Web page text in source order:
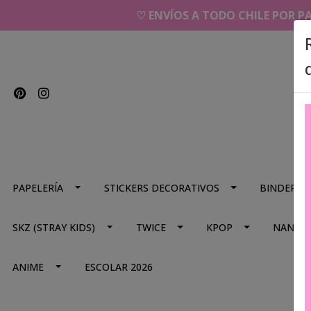
♡ ENVÍOS A TODO CHILE POR
PAPELERÍA STICKERS DECORATIVOS BINDERS
SKZ (STRAY KIDS) TWICE KPOP NANA
ANIME ESCOLAR 2026